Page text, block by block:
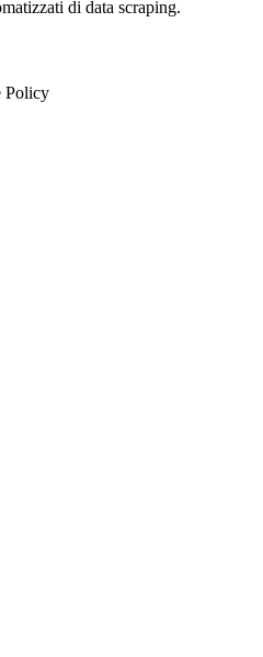
di data scraping.
Policy